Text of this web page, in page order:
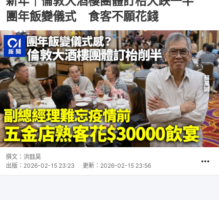
團年飯變儀式 食客不願花錢
撰文： 洪戩昊
出版： 2026-02-15 23:23 更新： 2026-02-15 23:56